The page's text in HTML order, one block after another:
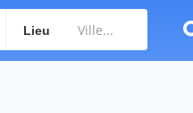
Lieu